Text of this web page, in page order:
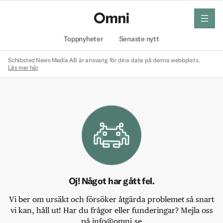
Toppnyheter Senaste nytt
meny
Schibsted News Media AB är ansvarig för dina data på denna webbplats.
Läs mer här
Oj! Något har gått fel.
Vi ber om ursäkt och försöker åtgärda problemet så snart
vi kan, håll ut! Har du frågor eller funderingar? Mejla oss